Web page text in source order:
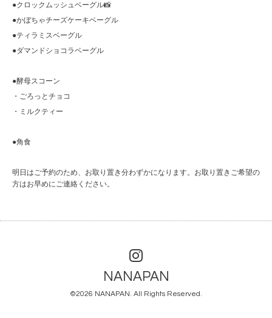
●クロックムッシュベーグル📸
●かぼちゃチーズケーキベーグル
●ティラミスベーグル
●ダマンドショコラベーグル
●酵母スコーン
・ごろっとチョコ
・ミルクティー
●角食
明日はご予約のため、お取り置き分わずかになります。お取り置きご希望の
方はお早めにご連絡ください。
NANAPAN
©2026 NANAPAN. All Rights Reserved.